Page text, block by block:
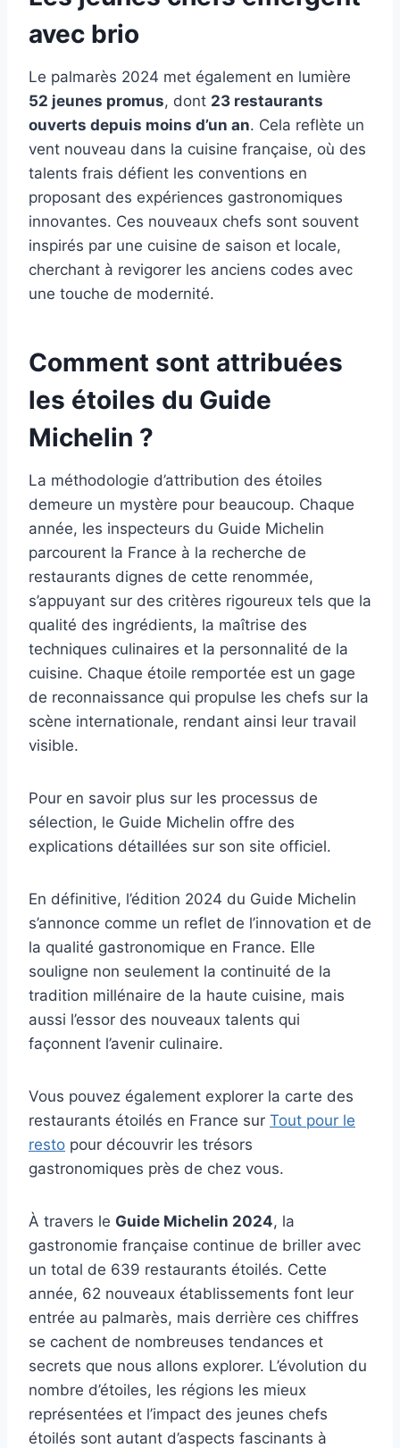
avec brio
Le palmarès 2024 met également en lumière
52 jeunes promus, dont 23 restaurants
ouverts depuis moins d’un an. Cela reflète un
vent nouveau dans la cuisine française, où des
talents frais défient les conventions en
proposant des expériences gastronomiques
innovantes. Ces nouveaux chefs sont souvent
inspirés par une cuisine de saison et locale,
cherchant à revigorer les anciens codes avec
une touche de modernité.
Comment sont attribuées
les étoiles du Guide
Michelin ?
La méthodologie d’attribution des étoiles
demeure un mystère pour beaucoup. Chaque
année, les inspecteurs du Guide Michelin
parcourent la France à la recherche de
restaurants dignes de cette renommée,
s’appuyant sur des critères rigoureux tels que la
qualité des ingrédients, la maîtrise des
techniques culinaires et la personnalité de la
cuisine. Chaque étoile remportée est un gage
de reconnaissance qui propulse les chefs sur la
scène internationale, rendant ainsi leur travail
visible.
Pour en savoir plus sur les processus de
sélection, le Guide Michelin offre des
explications détaillées sur son site officiel.
En définitive, l’édition 2024 du Guide Michelin
s’annonce comme un reflet de l’innovation et de
la qualité gastronomique en France. Elle
souligne non seulement la continuité de la
tradition millénaire de la haute cuisine, mais
aussi l’essor des nouveaux talents qui
façonnent l’avenir culinaire.
Vous pouvez également explorer la carte des
restaurants étoilés en France sur Tout pour le
resto pour découvrir les trésors
gastronomiques près de chez vous.
À travers le Guide Michelin 2024, la
gastronomie française continue de briller avec
un total de 639 restaurants étoilés. Cette
année, 62 nouveaux établissements font leur
entrée au palmarès, mais derrière ces chiffres
se cachent de nombreuses tendances et
secrets que nous allons explorer. L’évolution du
nombre d’étoiles, les régions les mieux
représentées et l’impact des jeunes chefs
étoilés sont autant d’aspects fascinants à